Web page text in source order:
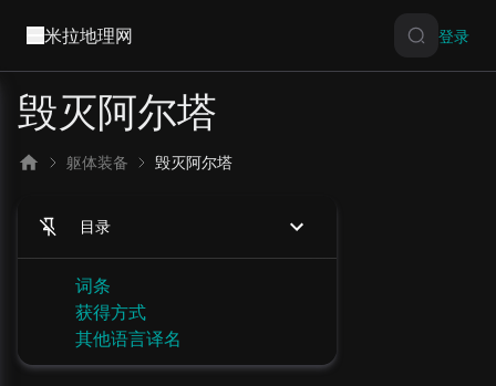
米拉地理网 登录
毁灭阿尔塔
躯体装备 毁灭阿尔塔
目录
词条
获得方式
其他语言译名